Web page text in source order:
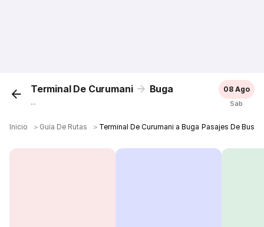
Terminal De Curumani Buga
...
08 Ago
Sáb
Inicio ＞ Guía De Rutas ＞ Terminal De Curumani a Buga Pasajes De Bus